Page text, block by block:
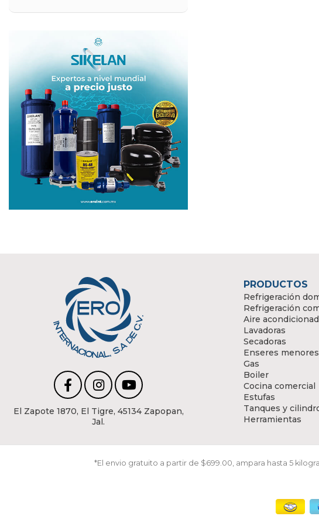
El Zapote 1870, El Tigre, 45134 Zapopan,
Jal.
PRODUCTOS
Refrigeración
Refrigeración
Aire
Lavadoras
Secadoras
Enseres menores
Gas
Boiler
Cocina comercial
Estufas
Tanques y
Herramientas
*El envio gratuito a partir de $699.00, ampara hasta 5